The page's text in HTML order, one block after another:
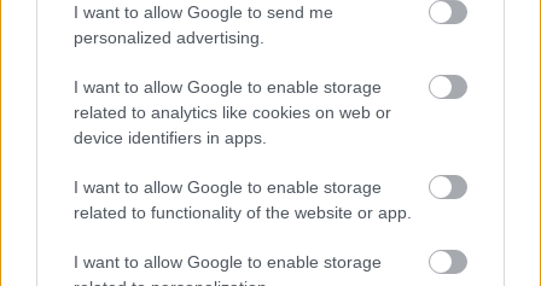
I want to allow Google to send me
personalized advertising.
I want to allow Google to enable storage
related to analytics like cookies on web or
device identifiers in apps.
I want to allow Google to enable storage
related to functionality of the website or app.
I want to allow Google to enable storage
A Best and Last a franchise legrosszabb
nyitását hozta.
Unmute Loaded:
21.86%
érkezett a mozikba, de a nézők egyelőre nem rohanták
meg érte a vetítőtermeket. Johnny Knoxville, Steve-O és
a többiek utolsónak szánt nagy filmes köre Észak-